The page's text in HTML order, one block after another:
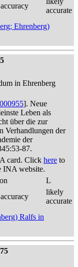
accurate
Ehrenberg)
in Ehrenberg
000955]. Neue
Leben als
über die zur
Verhandlungen der
der
87.
card. Click here to
INA website.
L
likely
accurate
Ralfs in